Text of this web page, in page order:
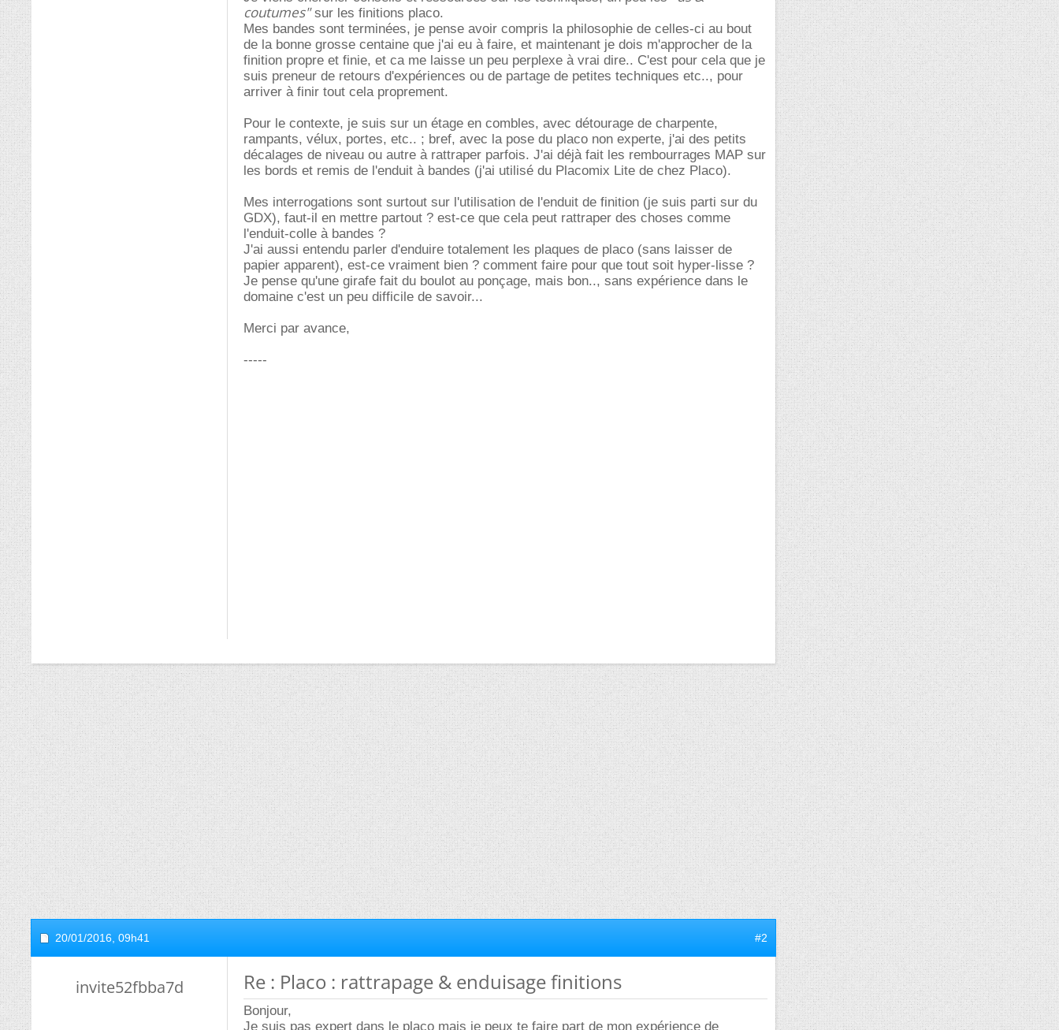
coutumes"sur les finitions placo.
Mes bandes sont terminées, je pense avoir compris la philosophie de celles-ci au bout
de la bonne grosse centaine que j'ai eu à faire, et maintenant je dois m'approcher de la
finition propre et finie, et ca me laisse un peu perplexe à vrai dire.. C'est pour cela que je
suis preneur de retours d'expériences ou de partage de petites techniques etc.., pour
arriver à finir tout cela proprement.
Pour le contexte, je suis sur un étage en combles, avec détourage de charpente,
rampants, vélux, portes, etc.. ; bref, avec la pose du placo non experte, j'ai des petits
décalages de niveau ou autre à rattraper parfois. J'ai déjà fait les rembourrages MAP sur
les bords et remis de l'enduit à bandes (j'ai utilisé du Placomix Lite de chez Placo).
Mes interrogations sont surtout sur l'utilisation de l'enduit de finition (je suis parti sur du
GDX), faut-il en mettre partout ? est-ce que cela peut rattraper des choses comme
l'enduit-colle à bandes ?
J'ai aussi entendu parler d'enduire totalement les plaques de placo (sans laisser de
papier apparent), est-ce vraiment bien ? comment faire pour que tout soit hyper-lisse ?
Je pense qu'une girafe fait du boulot au ponçage, mais bon.., sans expérience dans le
domaine c'est un peu difficile de savoir...
Merci par avance,
-----
20/01/2016, 09h41 #2
invite52fbba7d Re : Placo : rattrapage & enduisage finitions
Bonjour,
Je suis pas expert dans le placo mais je peux te faire part de mon expérience de